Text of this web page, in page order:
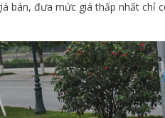
bán, đưa mức giá thấp nhất chỉ